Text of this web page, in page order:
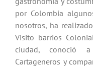
por Colombia
nosotros, ha
Visito barrios
ciudad, conoció
Cartageneros y